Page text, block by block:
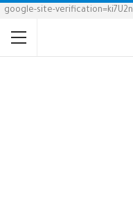
google-site-